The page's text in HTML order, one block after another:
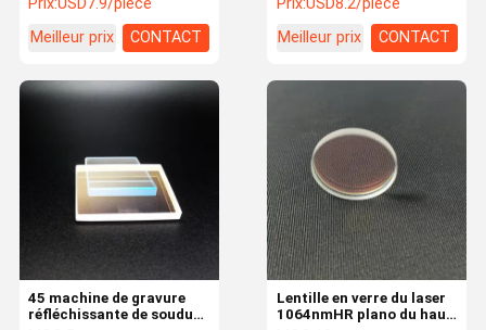
Produits
A propos de
nous
Contact
relection pour la machine
Meilleur prix
CONTACT
1064nmHR plano de
30mm pour la machine de
laser
Meilleur prix
CONTACT
Lentille en verre du laser
1064nmHR plano du haut
45 machine de gravure
réfléchissante de soudure